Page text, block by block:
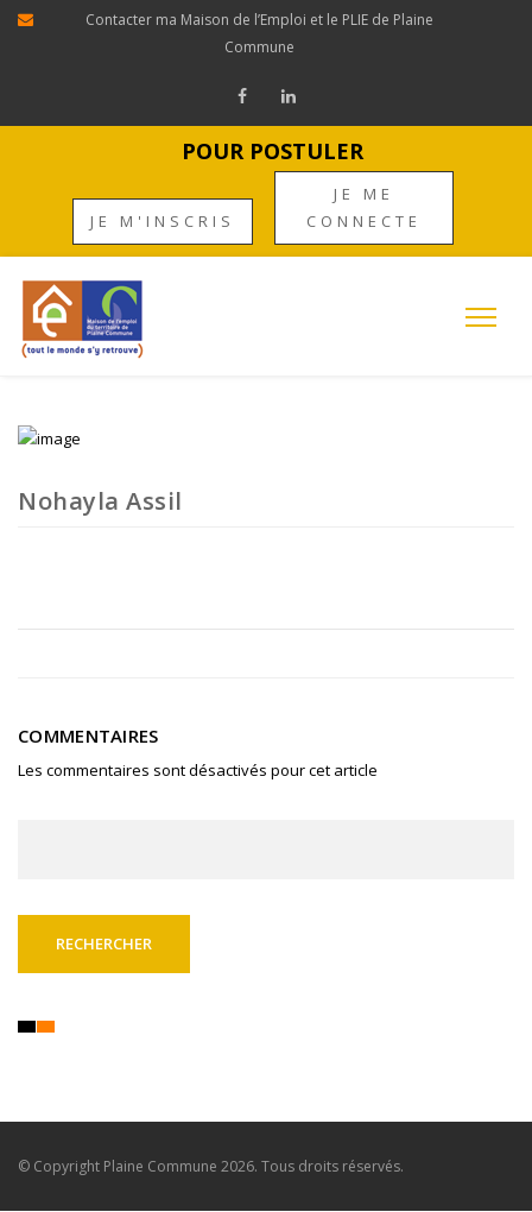
Contacter ma Maison de l’Emploi et le PLIE de Plaine
Commune
POUR POSTULER
JE M'INSCRIS
JE ME
CONNECTE
Nohayla Assil
COMMENTAIRES
Les commentaires sont désactivés pour cet article
© Copyright Plaine Commune 2026. Tous droits réservés.